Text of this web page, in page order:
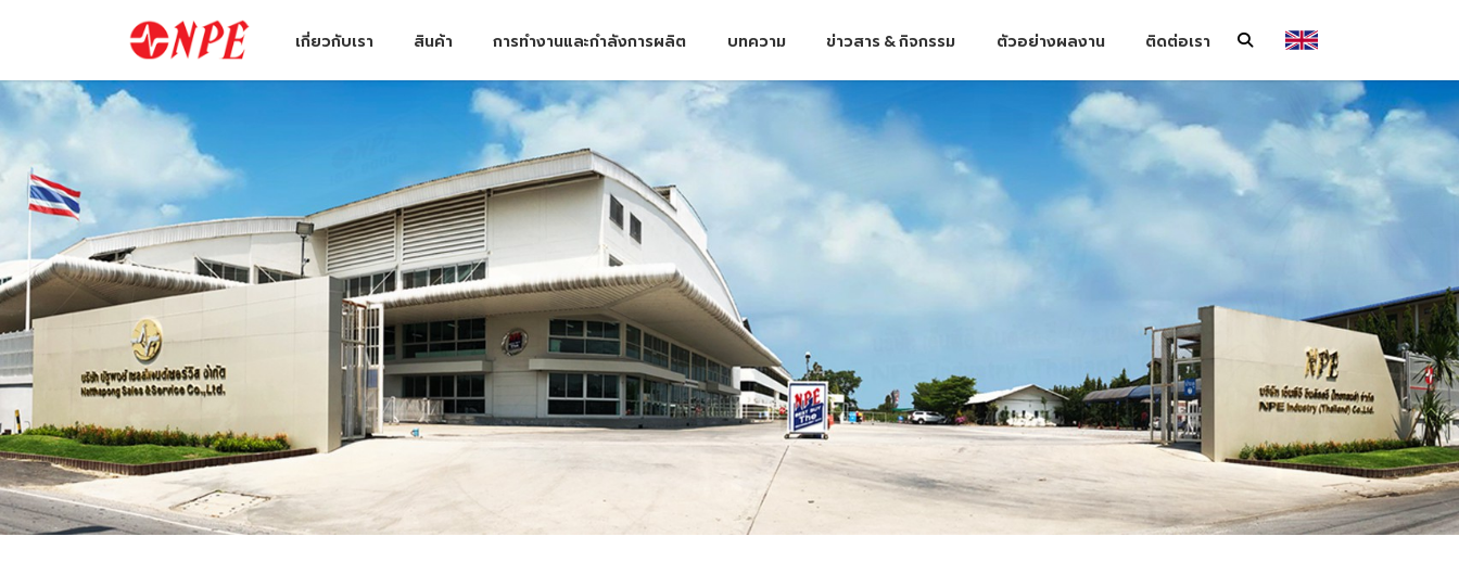
เกี่ยวกับเรา สินค้า การทำงานและกำลังการผลิต บทความ ข่าวสาร & กิจกรรม ตัวอย่างผลงาน ติดต่อเรา